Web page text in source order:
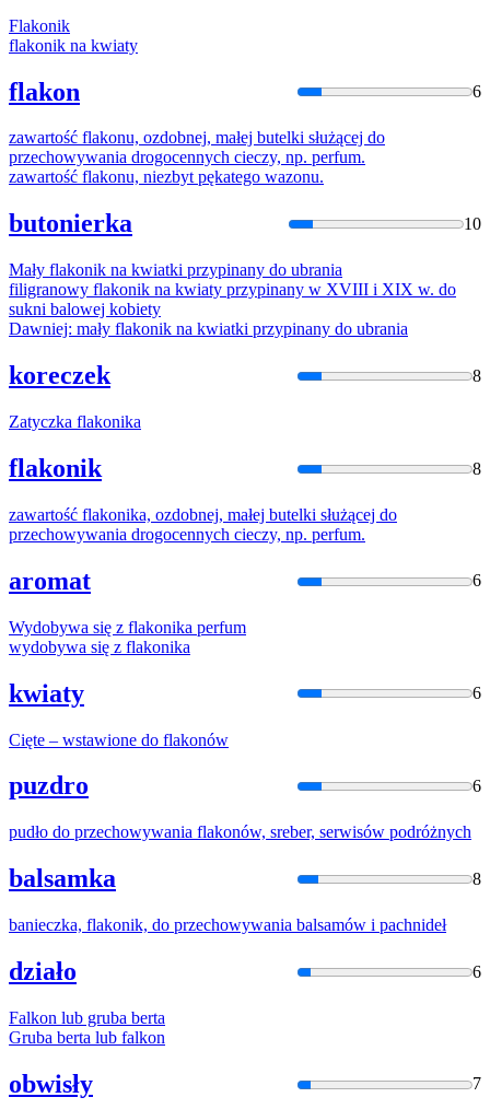
Flakonik
flakonik na kwiaty
flakon 6
zawartość flakonu, ozdobnej, małej butelki służącej do
przechowywania drogocennych cieczy, np. perfum.
zawartość flakonu, niezbyt pękatego wazonu.
butonierka 10
Mały flakonik na kwiatki przypinany do ubrania
filigranowy flakonik na kwiaty przypinany w XVIII i XIX w. do
sukni balowej kobiety
Dawniej: mały flakonik na kwiatki przypinany do ubrania
koreczek 8
Zatyczka flakonika
flakonik 8
zawartość flakonika, ozdobnej, małej butelki służącej do
przechowywania drogocennych cieczy, np. perfum.
aromat 6
Wydobywa się z flakonika perfum
wydobywa się z flakonika
kwiaty 6
Cięte – wstawione do flakonów
puzdro 6
pudło do przechowywania flakonów, sreber, serwisów podróżnych
balsamka 8
banieczka, flakonik, do przechowywania balsamów i pachnideł
działo 6
Falkon lub gruba berta
Gruba berta lub falkon
obwisły 7